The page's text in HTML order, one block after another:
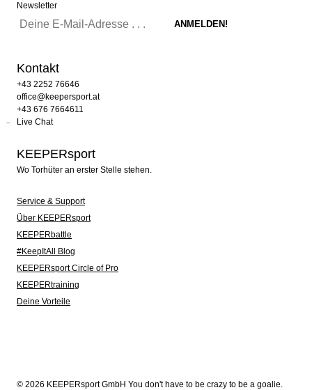
Newsletter
Kontakt
+43 2252 76646
office@keepersport.at
+43 676 7664611
Live Chat
KEEPERsport
Wo Torhüter an erster Stelle stehen.
Service & Support
Über KEEPERsport
KEEPERbattle
#KeepItAll Blog
KEEPERsport Circle of Pro
KEEPERtraining
Deine Vorteile
© 2026 KEEPERsport GmbH You don't have to be crazy to be a goalie.